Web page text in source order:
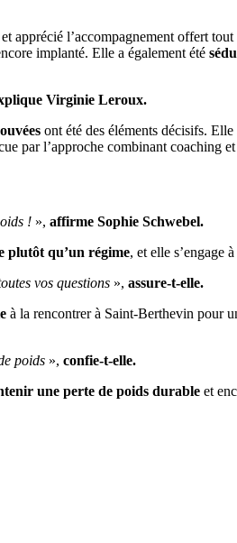
et apprécié l’accompagnement offert
implanté. Elle a également été
Virginie Leroux.
ont été des éléments décisifs.
par l’approche combinant coaching
! », affirme Sophie Schwebel.
plutôt qu’un régime, et elle s’engage
vos questions », assure-t-elle.
à la rencontrer à Saint-Berthevin pour
poids », confie-t-elle.
une perte de poids durable et